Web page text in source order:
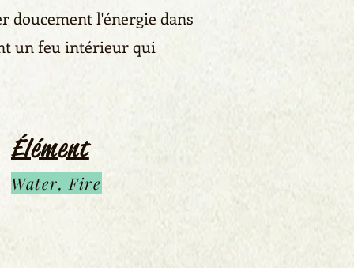
doucement l'énergie dans
un feu intérieur qui
Élément
Water, Fire